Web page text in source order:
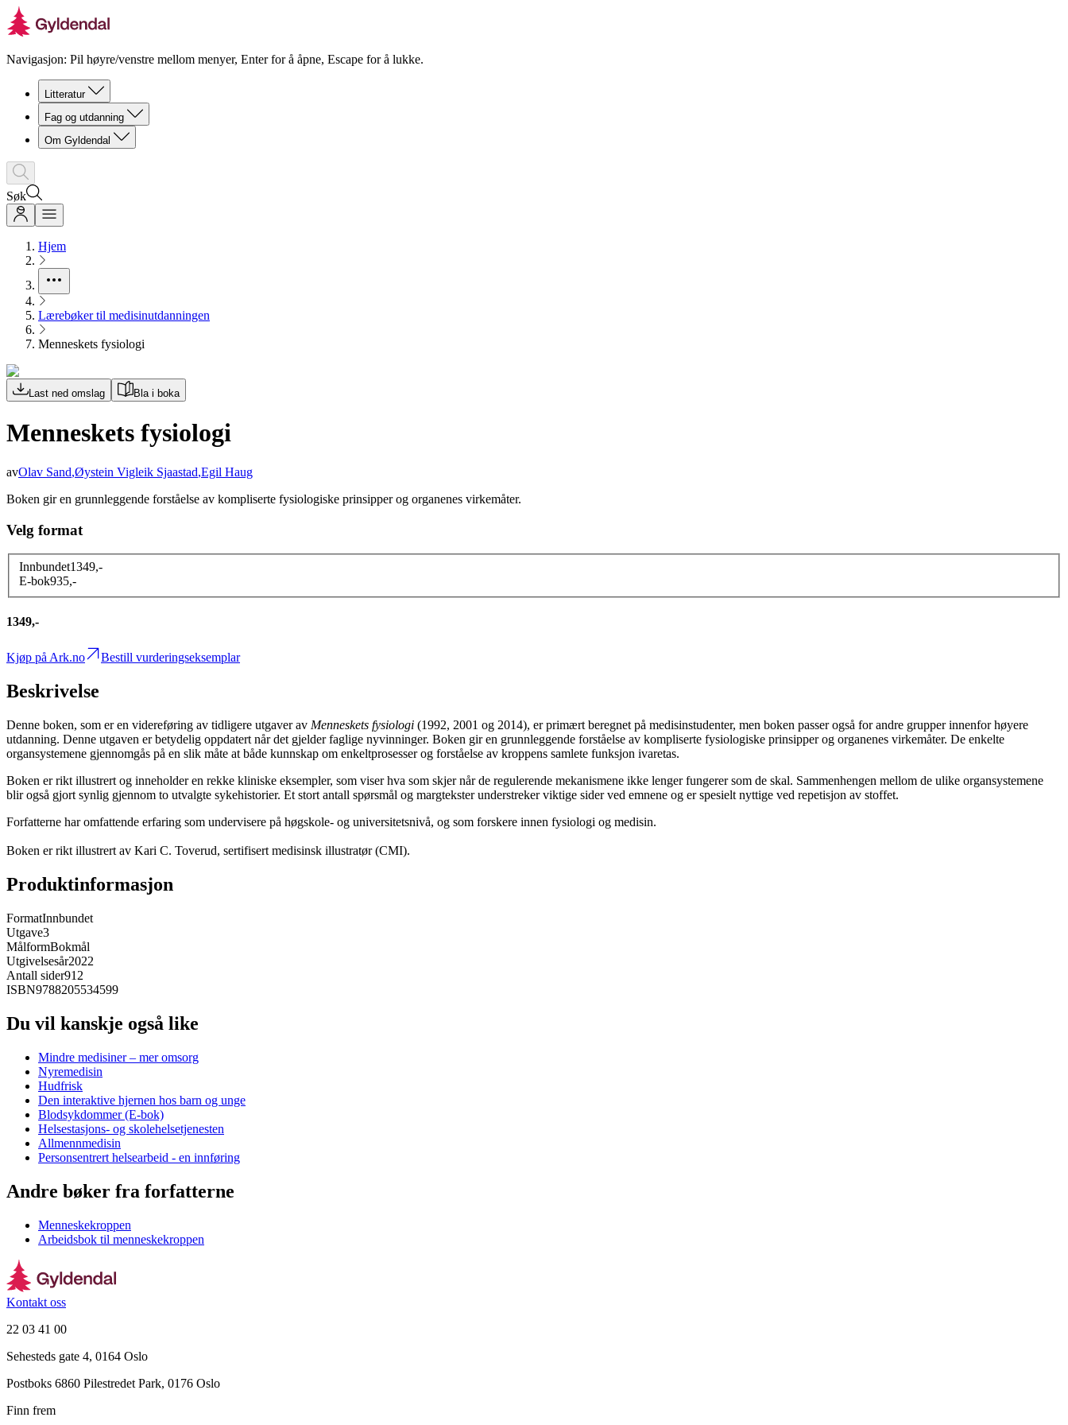
Navigasjon: Pil høyre/venstre mellom menyer, Enter for å åpne, Escape for å lukke.
Litteratur
Fag og utdanning
Om Gyldendal
Søk
Hjem
Lærebøker til medisinutdanningen
Menneskets fysiologi
Last ned omslag Bla i boka
Menneskets fysiologi
avOlav Sand,Øystein Vigleik Sjaastad,Egil Haug
Boken gir en grunnleggende forståelse av kompliserte fysiologiske prinsipper og organenes virkemåter.
Velg format
Innbundet1349,-
E-bok935,-
1349,-
Kjøp på Ark.no Bestill vurderingseksemplar
Beskrivelse
Denne boken, som er en videreføring av tidligere utgaver av Menneskets fysiologi (1992, 2001 og 2014), er primært beregnet på medisinstudenter, men boken passer også for andre grupper innenfor høyere
utdanning. Denne utgaven er betydelig oppdatert når det gjelder faglige nyvinninger. Boken gir en grunnleggende forståelse av kompliserte fysiologiske prinsipper og organenes virkemåter. De enkelte
organsystemene gjennomgås på en slik måte at både kunnskap om enkeltprosesser og forståelse av kroppens samlete funksjon ivaretas.
Boken er rikt illustrert og inneholder en rekke kliniske eksempler, som viser hva som skjer når de regulerende mekanismene ikke lenger fungerer som de skal. Sammenhengen mellom de ulike organsystemene
blir også gjort synlig gjennom to utvalgte sykehistorier. Et stort antall spørsmål og margtekster understreker viktige sider ved emnene og er spesielt nyttige ved repetisjon av stoffet.
Forfatterne har omfattende erfaring som undervisere på høgskole- og universitetsnivå, og som forskere innen fysiologi og medisin.
Boken er rikt illustrert av Kari C. Toverud, sertifisert medisinsk illustratør (CMI).
Produktinformasjon
FormatInnbundet
Utgave3
MålformBokmål
Utgivelsesår2022
Antall sider912
ISBN9788205534599
Du vil kanskje også like
Mindre medisiner – mer omsorg
Nyremedisin
Hudfrisk
Den interaktive hjernen hos barn og unge
Blodsykdommer (E-bok)
Helsestasjons- og skolehelsetjenesten
Allmennmedisin
Personsentrert helsearbeid - en innføring
Andre bøker fra forfatterne
Menneskekroppen
Arbeidsbok til menneskekroppen
Kontakt oss
22 03 41 00
Sehesteds gate 4, 0164 Oslo
Postboks 6860 Pilestredet Park, 0176 Oslo
Finn frem